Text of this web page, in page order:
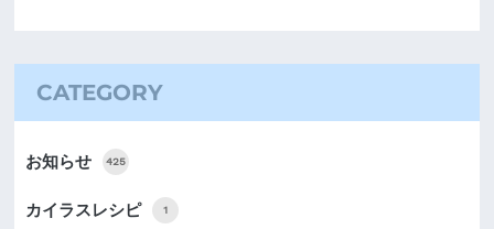
CATEGORY
お知らせ 425
カイラスレシピ 1